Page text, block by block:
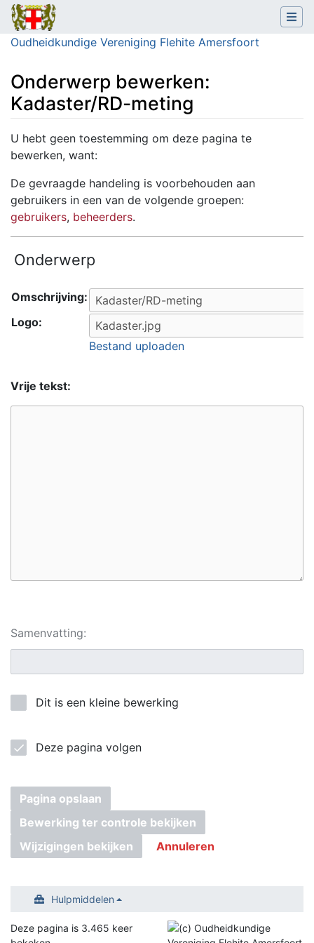
Oudheidkundige Vereniging Flehite Amersfoort
Onderwerp bewerken:
Kadaster/RD-meting
Ga naar:navigatie,zoeken
U hebt geen toestemming om deze pagina te
bewerken, want:
De gevraagde handeling is voorbehouden aan
gebruikers in een van de volgende groepen:
gebruikers, beheerders.
Onderwerp
Omschrijving:
Logo:
Bestand uploaden
Vrije tekst:
Samenvatting:
Dit is een kleine bewerking
Deze pagina volgen
Pagina opslaan
Bewerking ter controle bekijken
Wijzigingen bekijken
Annuleren
Hulpmiddelen
Deze pagina is 3.465 keer